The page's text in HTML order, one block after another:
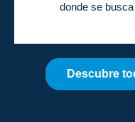
donde se
Descubre